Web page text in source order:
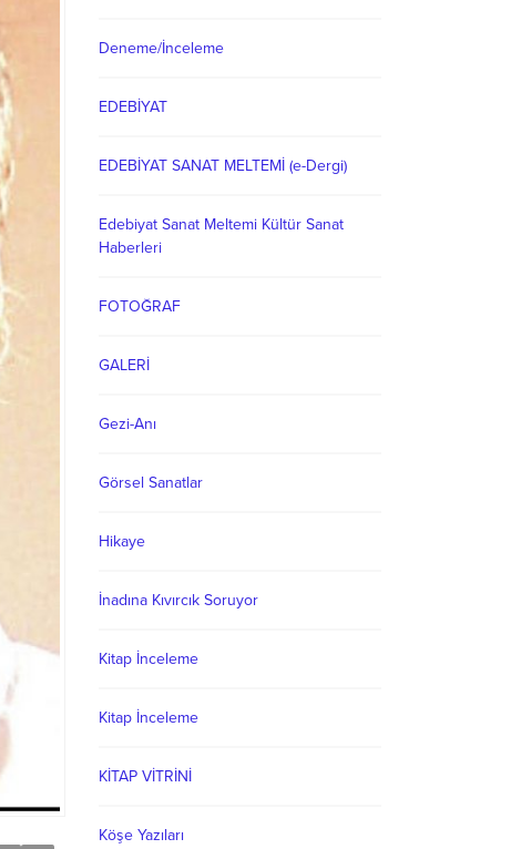
Deneme/İnceleme
EDEBİYAT
EDEBİYAT SANAT MELTEMİ (e-Dergi)
Edebiyat Sanat Meltemi Kültür Sanat
Haberleri
FOTOĞRAF
GALERİ
Gezi-Anı
Görsel Sanatlar
Hikaye
İnadına Kıvırcık Soruyor
Kitap İnceleme
Kitap İnceleme
KİTAP VİTRİNİ
Köşe Yazıları